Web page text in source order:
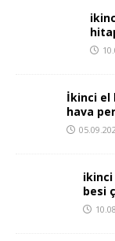
İkinci el
hava
ikinci
besi